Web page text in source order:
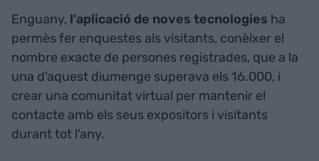
Enguany, l'aplicació de noves tecnologies ha
permès fer enquestes als visitants, conèixer el
nombre exacte de persones registrades, que a la
una d'aquest diumenge superava els 16.000, i
crear una comunitat virtual per mantenir el
contacte amb els seus expositors i visitants
durant tot l'any.